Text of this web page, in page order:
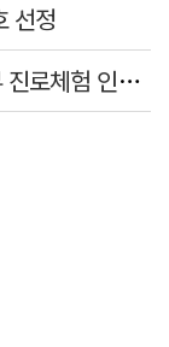
선정
경북과학대 전통문화체험학교…교육부 진로체험 인증기관 선정